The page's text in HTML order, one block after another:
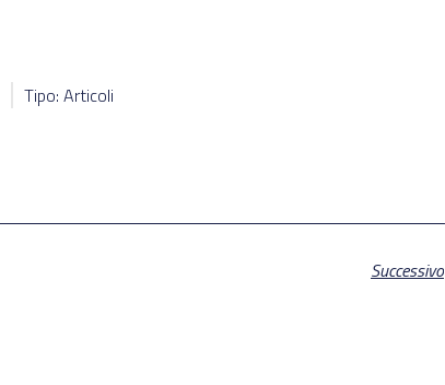
Tipo: Articoli
Successivo